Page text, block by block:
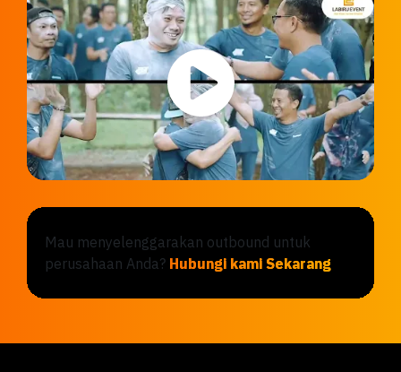
Mau menyelenggarakan outbound untuk
perusahaan Anda? Hubungi kami Sekarang